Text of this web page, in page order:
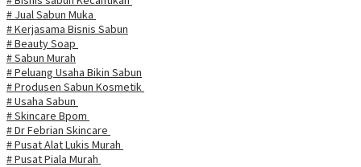
# Jual Sabun Muka
# Kerjasama Bisnis Sabun
# Beauty Soap
# Sabun Murah
# Peluang Usaha Bikin Sabun
# Produsen Sabun Kosmetik
# Usaha Sabun
# Skincare Bpom
# Dr Febrian Skincare
# Pusat Alat Lukis Murah
# Pusat Piala Murah